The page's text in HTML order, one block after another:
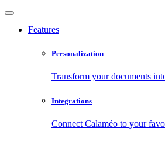
Features
Personalization
Transform your documents
Integrations
Connect Calaméo to your